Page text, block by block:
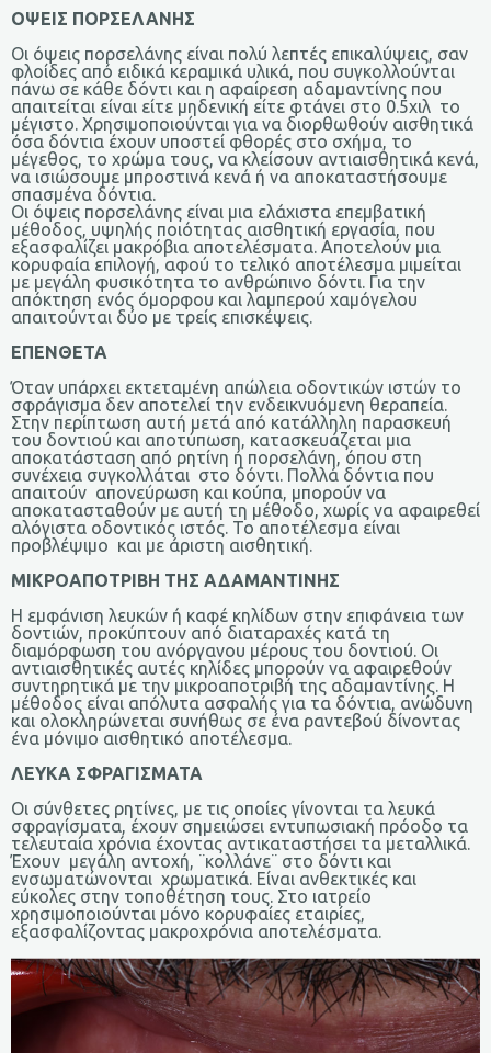
ΟΨΕΙΣ ΠΟΡΣΕΛΑΝΗΣ
Οι όψεις πορσελάνης είναι πολύ λεπτές επικαλύψεις, σαν
φλοίδες από ειδικά κεραμικά υλικά, που συγκολλούνται
πάνω σε κάθε δόντι και η αφαίρεση αδαμαντίνης που
απαιτείται είναι είτε μηδενική είτε φτάνει στο 0.5χιλ το
μέγιστο. Χρησιμοποιούνται για να διορθωθούν αισθητικά
όσα δόντια έχουν υποστεί φθορές στο σχήμα, το
μέγεθος, το χρώμα τους, να κλείσουν αντιαισθητικά κενά,
να ισιώσουμε μπροστινά κενά ή να αποκαταστήσουμε
σπασμένα δόντια.
Οι όψεις πορσελάνης είναι μια ελάχιστα επεμβατική
μέθοδος, υψηλής ποιότητας αισθητική εργασία, που
εξασφαλίζει μακρόβια αποτελέσματα. Αποτελούν μια
κορυφαία επιλογή, αφού το τελικό αποτέλεσμα μιμείται
με μεγάλη φυσικότητα το ανθρώπινο δόντι. Για την
απόκτηση ενός όμορφου και λαμπερού χαμόγελου
απαιτούνται δύο με τρείς επισκέψεις.
ΕΠΕΝΘΕΤΑ
Όταν υπάρχει εκτεταμένη απώλεια οδοντικών ιστών το
σφράγισμα δεν αποτελεί την ενδεικνυόμενη θεραπεία.
Στην περίπτωση αυτή μετά από κατάλληλη παρασκευή
του δοντιού και αποτύπωση, κατασκευάζεται μια
αποκατάσταση από ρητίνη ή πορσελάνη, όπου στη
συνέχεια συγκολλάται στο δόντι. Πολλά δόντια που
απαιτούν απονεύρωση και κούπα, μπορούν να
αποκατασταθούν με αυτή τη μέθοδο, χωρίς να αφαιρεθεί
αλόγιστα οδοντικός ιστός. Το αποτέλεσμα είναι
προβλέψιμο και με άριστη αισθητική.
ΜΙΚΡΟΑΠΟΤΡΙΒΗ ΤΗΣ ΑΔΑΜΑΝΤΙΝΗΣ
Η εμφάνιση λευκών ή καφέ κηλίδων στην επιφάνεια των
δοντιών, προκύπτουν από διαταραχές κατά τη
διαμόρφωση του ανόργανου μέρους του δοντιού. Οι
αντιαισθητικές αυτές κηλίδες μπορούν να αφαιρεθούν
συντηρητικά με την μικροαποτριβή της αδαμαντίνης. Η
μέθοδος είναι απόλυτα ασφαλής για τα δόντια, ανώδυνη
και ολοκληρώνεται συνήθως σε ένα ραντεβού δίνοντας
ένα μόνιμο αισθητικό αποτέλεσμα.
ΛΕΥΚΑ ΣΦΡΑΓΙΣΜΑΤΑ
Οι σύνθετες ρητίνες, με τις οποίες γίνονται τα λευκά
σφραγίσματα, έχουν σημειώσει εντυπωσιακή πρόοδο τα
τελευταία χρόνια έχοντας αντικαταστήσει τα μεταλλικά.
Έχουν μεγάλη αντοχή, ¨κολλάνε¨ στο δόντι και
ενσωματώνονται χρωματικά. Είναι ανθεκτικές και
εύκολες στην τοποθέτηση τους. Στο ιατρείο
χρησιμοποιούνται μόνο κορυφαίες εταιρίες,
εξασφαλίζοντας μακροχρόνια αποτελέσματα.